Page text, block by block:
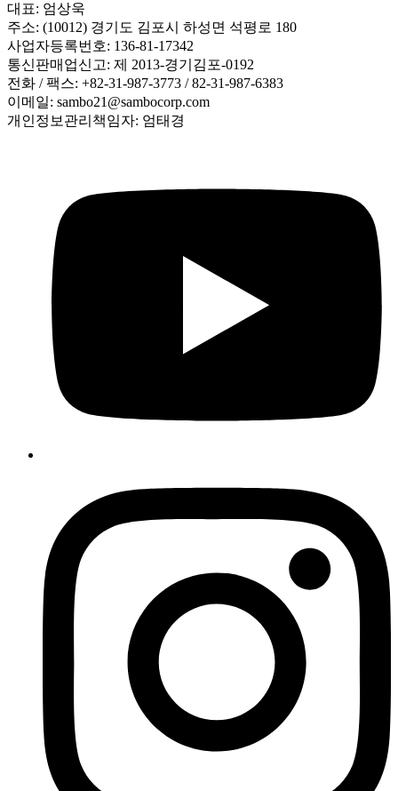
대표: 엄상욱
주소: (10012) 경기도 김포시 하성면 석평로 180
사업자등록번호: 136-81-17342
통신판매업신고: 제 2013-경기김포-0192
전화 / 팩스: +82-31-987-3773 / 82-31-987-6383
이메일: sambo21@sambocorp.com
개인정보관리책임자: 엄태경